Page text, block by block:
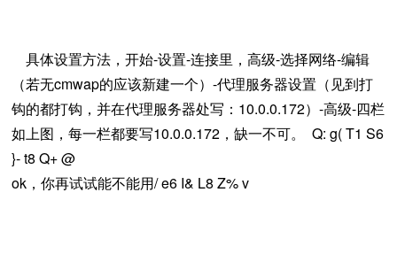
具体设置方法，开始-设置-连接里，高级-选择网络-编辑
（若无cmwap的应该新建一个）-代理服务器设置（见到打
钩的都打钩，并在代理服务器处写：10.0.0.172）-高级-四栏
如上图，每一栏都要写10.0.0.172，缺一不可。 Q: g( T1 S6
}- t8 Q+ @
ok，你再试试能不能用/ e6 I& L8 Z% v